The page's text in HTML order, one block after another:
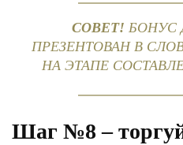
СОВЕТ! БОНУС
ПРЕЗЕНТОВАН В
НА ЭТАПЕ
Шаг №8 –